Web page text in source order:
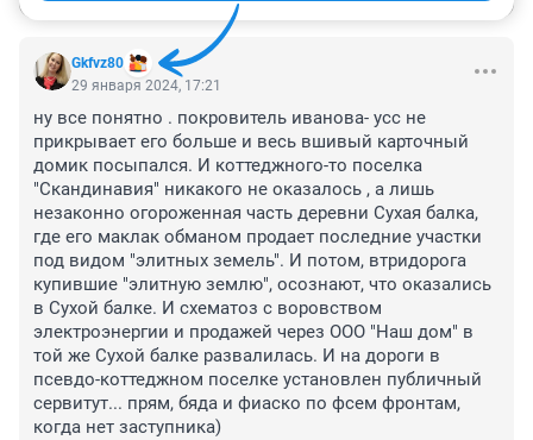
Gkfvz80
29 января 2024, 17:21
ну все понятно . покровитель иванова- усс не
прикрывает его больше и весь вшивый карточный
домик посыпался. И коттеджного-то поселка
"Скандинавия" никакого не оказалось , а лишь
незаконно огороженная часть деревни Сухая балка,
где его маклак обманом продает последние участки
под видом "элитных земель". И потом, втридорога
купившие "элитную землю", осознают, что оказались
в Сухой балке. И схематоз с воровством
электроэнергии и продажей через ООО "Наш дом" в
той же Сухой балке развалилась. И на дороги в
псевдо-коттеджном поселке установлен публичный
сервитут... прям, бяда и фиаско по фсем фронтам,
когда нет заступника)